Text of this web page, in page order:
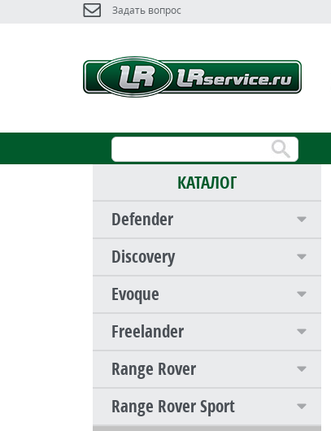
Задать вопрос
КАТАЛОГ
Defender
Discovery
Evoque
Freelander
Range Rover
Range Rover Sport